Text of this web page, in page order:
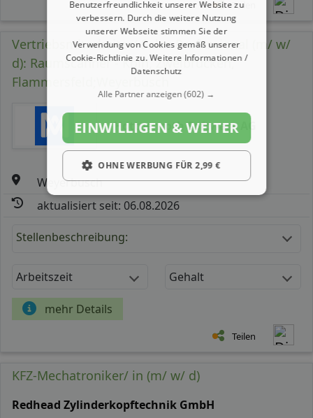
Teilen
Vertriebsmitarbeiter/ Sales Professional (m/ w/
d): Raumscanner - Köln, Zweibrücken,
Flammersfeld;Weyerbusch
Hottgenroth Software AG
Weyerbusch
aktualisiert seit: 06.08.2026
Stellenbeschreibung:
Arbeitszeit Gehalt
mehr Details
Teilen
KFZ-Mechatroniker/ in (m/ w/ d)
Redhead Zylinderkopftechnik GmbH
Benutzerfreundlichkeit unserer Website zu
verbessern. Durch die weitere Nutzung
unserer Webseite stimmen Sie der
Verwendung von Cookies gemäß unserer
Cookie-Richtlinie zu.Weitere Informationen /
Datenschutz
Alle Partner anzeigen(602) →
EINWILLIGEN & WEITER
OHNE WERBUNG FÜR 2,99 €